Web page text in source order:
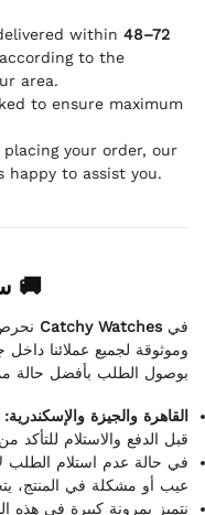
within 48–72
to the
area.
to ensure maximum
your order, our
happy to assist you.
🚚
فيCatchy Watches
وموثوقة لجميع عملائنا داخل
بوصول الطلب بأفضل حالة
القاهرة والجيزة والإسكندرية:
قبل الدفع والاستلام
في حالة عدم استلام
عيب أو مشكلة في المنتج،
نتميز بمرونة كبيرة في هذه